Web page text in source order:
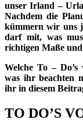
unser Irland –
Nachdem die
kümmern wir uns
darf mit, was
richtigen Maße
Welche To –
was ihr beachten
ihr in diesem
TO DO’S